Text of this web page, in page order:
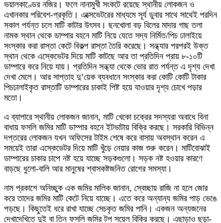
ভয়ালকাণ্ডের নজির। ফলে নানামুখী সংকটে রয়েছে স্থানীয় লোকজন ও
এখানকার পরিবেশ-প্রকৃতি। এক্সেভেটরের মাধ্যমে সূর্য ডুবার সাথে সাথেই পরদিন
সকাল পর্যন্ত চলে মাটি কাটার উৎসব। ছনখোলা বড় বিলের মাদার গাছ তলা
নামক স্থান থেকে ডাম্পার বহনে মাটি নিয়ে যেতে সদ্য নির্মিত/পিচ ঢালাইয়ে
সংস্কার করা রাস্তা কেটে বিকল্প রাস্তা তৈরি করেছে। সন্ধ্যার পরপরই উক্ত
স্থান থেকে এস্কেভেটর দিয়ে মাটি কাটছে আর তা প্রতিদিন প্রায় ৮-১০টি
ডাম্পারে করে নিয়ে যায়। প্রতিদিন সন্ধ্যা থেকে ভোর রাত পর্যন্ত এ দৃশ্য দেখা
দেখা মেলে। আর সাপ্তাহ দু’য়েক ব্যবধানে সংস্কার করা কোটি কোটি টাকার
পিচঢালাইকৃত রাস্তাটি ডাম্পারের চাকাই পিষ্ট হয়ে যাওয়ার দৃশ্য চোখে পড়ার
মতো।
এ ব্যাপারে স্থানীয় লোকজন জানান, মাটি খেকো চক্রের সদস্যরা অবাধে বিনা
বাধায় ফসলি জমির মাটি ডাম্পার বহনে ইটভাটায় বিক্রি করছে। সরকারি বিভিন্ন
দপ্তরের লোকজন যখন অফিসের টাইম শেষে করে বাসায় অবস্থান করেন এ
সময়েই তারা এস্কেভেটর দিয়ে মাটি খুঁড়ে নেয়ার কাজ শুরু করেন। মাটিবোঝাই
ডাম্পারের চাকার চাপে নষ্ট হয়ে যাচ্ছে সড়কগুলো। সড়ক নষ্ট হওয়ার কারণে
বাড়ছে ধুলো-বালি আর মানুষের শ্বাসকষ্টজনিত রোগের সমস্যা।
নাম প্রকাশে অনিচ্ছুক এক জমির মালিক জানান, স্বেচ্ছায় রাজি না হলে জোর
করে তাদের জমির মাটি কেটে নিয়ে যাচ্ছে। এতে করে অন্যান্য জমির পাড় ভেঙে
পড়ছে। কিছুতেই ধরে রাখা যাচ্ছে সেচকৃত জমির পানি। একজন অন্যজনের
দেখাদেখিতে দুই বা তিন ফসলি জমির টপ সয়েল বিক্রি করছে। এছাড়াও ছড়া-